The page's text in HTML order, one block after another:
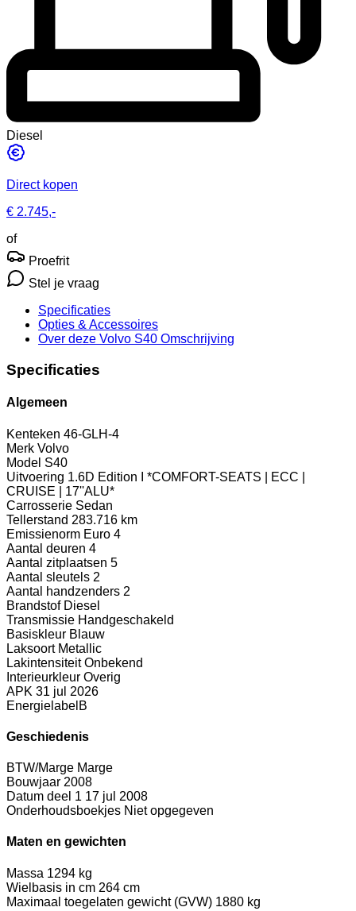
Diesel
Direct kopen
€ 2.745,-
of
Proefrit
Stel je vraag
Specificaties
Opties & Accessoires
Over deze Volvo S40 Omschrijving
Specificaties
Algemeen
Kenteken 46-GLH-4
Merk Volvo
Model S40
Uitvoering 1.6D Edition I *COMFORT-SEATS | ECC |
CRUISE | 17''ALU*
Carrosserie Sedan
Tellerstand 283.716 km
Emissienorm Euro 4
Aantal deuren 4
Aantal zitplaatsen 5
Aantal sleutels 2
Aantal handzenders 2
Brandstof Diesel
Transmissie Handgeschakeld
Basiskleur Blauw
Laksoort Metallic
Lakintensiteit Onbekend
Interieurkleur Overig
APK 31 jul 2026
Energielabel B
Geschiedenis
BTW/Marge Marge
Bouwjaar 2008
Datum deel 1 17 jul 2008
Onderhoudsboekjes Niet opgegeven
Maten en gewichten
Massa 1294 kg
Wielbasis in cm 264 cm
Maximaal toegelaten gewicht (GVW) 1880 kg